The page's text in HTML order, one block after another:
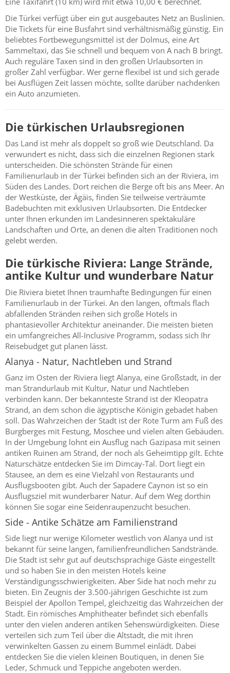
Die Türkei verfügt über ein gut ausgebautes Netz an Buslinien.
Die Tickets für eine Busfahrt sind verhältnismäßig günstig. Ein
beliebtes Fortbewegungsmittel ist der Dolmus, eine Art
Sammeltaxi, das Sie schnell und bequem von A nach B bringt.
Auch reguläre Taxen sind in den großen Urlaubsorten in
großer Zahl verfügbar. Wer gerne flexibel ist und sich gerade
bei Ausflügen Zeit lassen möchte, sollte darüber nachdenken
ein Auto anzumieten.
Die türkischen Urlaubsregionen
Das Land ist mehr als doppelt so groß wie Deutschland. Da
verwundert es nicht, dass sich die einzelnen Regionen stark
unterscheiden. Die schönsten Strände für einen
Familienurlaub in der Türkei befinden sich an der Riviera, im
Süden des Landes. Dort reichen die Berge oft bis ans Meer. An
der Westküste, der Ägäis, finden Sie teilweise verträumte
Badebuchten mit exklusiven Urlaubsorten. Die Entdecker
unter Ihnen erkunden im Landesinneren spektakuläre
Landschaften und Orte, an denen die alten Traditionen noch
gelebt werden.
Die türkische Riviera: Lange Strände,
antike Kultur und wunderbare Natur
Die Riviera bietet Ihnen traumhafte Bedingungen für einen
Familienurlaub in der Türkei. An den langen, oftmals flach
abfallenden Stränden reihen sich große Hotels in
phantasievoller Architektur aneinander. Die meisten bieten
ein umfangreiches All-Inclusive Programm, sodass sich Ihr
Reisebudget gut planen lässt.
Alanya - Natur, Nachtleben und Strand
Ganz im Osten der Riviera liegt Alanya, eine Großstadt, in der
man Strandurlaub mit Kultur, Natur und Nachtleben
verbinden kann. Der bekannteste Strand ist der Kleopatra
Strand, an dem schon die ägyptische Königin gebadet haben
soll. Das Wahrzeichen der Stadt ist der Rote Turm am Fuß des
Burgberges mit Festung, Moschee und vielen alten Gebäuden.
In der Umgebung lohnt ein Ausflug nach Gazipasa mit seinen
antiken Ruinen am Strand, der noch als Geheimtipp gilt. Echte
Naturschätze entdecken Sie im Dimcay-Tal. Dort liegt ein
Stausee, an dem es eine Vielzahl von Restaurants und
Ausflugsbooten gibt. Auch der Sapadere Caynon ist so ein
Ausflugsziel mit wunderbarer Natur. Auf dem Weg dorthin
können Sie sogar eine Seidenraupenzucht besuchen.
Side - Antike Schätze am Familienstrand
Side liegt nur wenige Kilometer westlich von Alanya und ist
bekannt für seine langen, familienfreundlichen Sandstrände.
Die Stadt ist sehr gut auf deutschsprachige Gäste eingestellt
und so haben Sie in den meisten Hotels keine
Verständigungsschwierigkeiten. Aber Side hat noch mehr zu
bieten. Ein Zeugnis der 3.500-jährigen Geschichte ist zum
Beispiel der Apollon Tempel, gleichzeitig das Wahrzeichen der
Stadt. Ein römisches Amphitheater befindet sich ebenfalls
unter den vielen anderen antiken Sehenswürdigkeiten. Diese
verteilen sich zum Teil über die Altstadt, die mit ihren
verwinkelten Gassen zu einem Bummel einlädt. Dabei
entdecken Sie die vielen kleinen Boutiquen, in denen Sie
Leder, Schmuck und Teppiche angeboten werden.